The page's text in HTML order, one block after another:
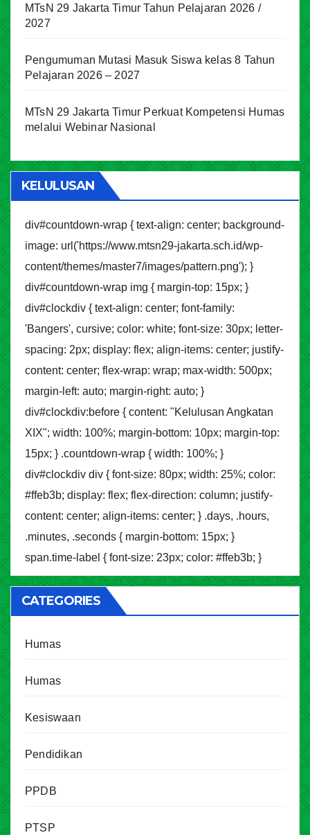
MTsN 29 Jakarta Timur Tahun Pelajaran 2026 /
2027
Pengumuman Mutasi Masuk Siswa kelas 8 Tahun
Pelajaran 2026 – 2027
MTsN 29 Jakarta Timur Perkuat Kompetensi Humas
melalui Webinar Nasional
KELULUSAN
div#countdown-wrap { text-align: center; background-
image: url('https://www.mtsn29-jakarta.sch.id/wp-
content/themes/master7/images/pattern.png'); }
div#countdown-wrap img { margin-top: 15px; }
div#clockdiv { text-align: center; font-family:
'Bangers', cursive; color: white; font-size: 30px; letter-
spacing: 2px; display: flex; align-items: center; justify-
content: center; flex-wrap: wrap; max-width: 500px;
margin-left: auto; margin-right: auto; }
div#clockdiv:before { content: "Kelulusan Angkatan
XIX"; width: 100%; margin-bottom: 10px; margin-top:
15px; } .countdown-wrap { width: 100%; }
div#clockdiv div { font-size: 80px; width: 25%; color:
#ffeb3b; display: flex; flex-direction: column; justify-
content: center; align-items: center; } .days, .hours,
.minutes, .seconds { margin-bottom: 15px; }
span.time-label { font-size: 23px; color: #ffeb3b; }
CATEGORIES
Humas
Humas
Kesiswaan
Pendidikan
PPDB
PTSP